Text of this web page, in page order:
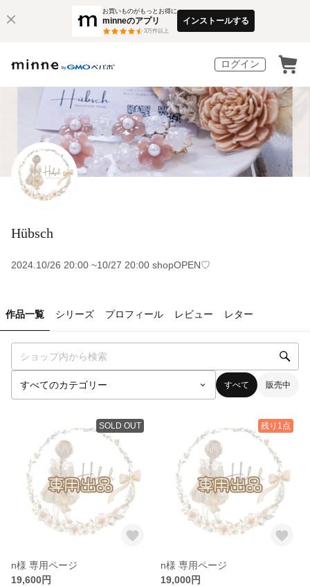
お買いものがもっとお得に
minneのアプリ
3万件以上
インストールする
ログイン
Hübsch
2024.10/26 20:00 ~10/27 20:00 shopOPEN♡
作品一覧 シリーズ プロフィール レビュー レター
すべて 販売中
SOLD OUT
n様 専用ページ
19,600円
残り1点
n様 専用ページ
19,000円